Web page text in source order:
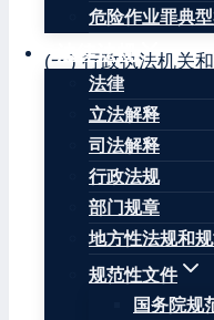
危险作业罪典型
法律法规
法律
立法解释
司法解释
行政法规
部门规章
地方性法规和
规范性文件
国务院规
一、 严格履行法定
(一) 行政执法机关
(二) 行政执法机关
予立案的决定。公
鉴定、认定，还是
(三) 行政执法机关
出行政处罚决定的
院作出不起诉决定